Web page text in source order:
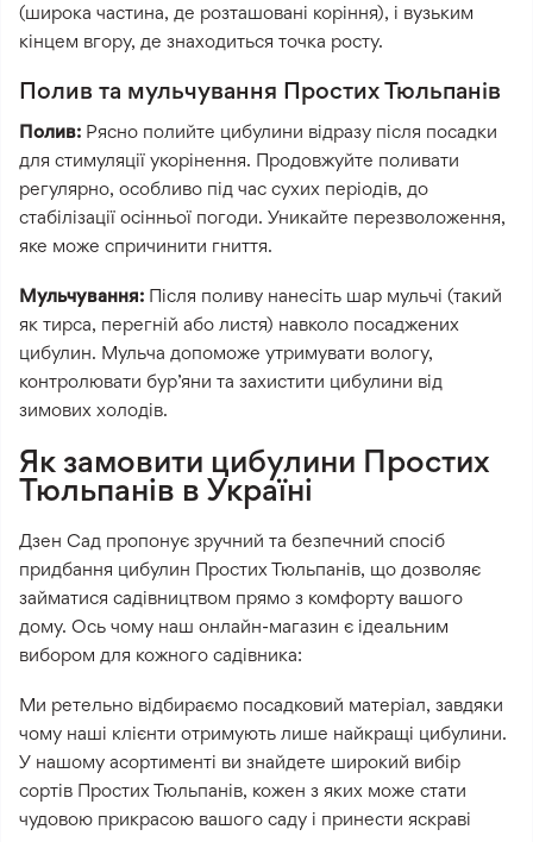
(широка частина, де розташовані коріння), і вузьким
кінцем вгору, де знаходиться точка росту.
Полив та мульчування Простих Тюльпанів
Полив: Рясно полийте цибулини відразу після посадки
для стимуляції укорінення. Продовжуйте поливати
регулярно, особливо під час сухих періодів, до
стабілізації осінньої погоди. Уникайте перезволоження,
яке може спричинити гниття.
Мульчування: Після поливу нанесіть шар мульчі (такий
як тирса, перегній або листя) навколо посаджених
цибулин. Мульча допоможе утримувати вологу,
контролювати бур’яни та захистити цибулини від
зимових холодів.
Як замовити цибулини Простих
Тюльпанів в Україні
Дзен Сад пропонує зручний та безпечний спосіб
придбання цибулин Простих Тюльпанів, що дозволяє
займатися садівництвом прямо з комфорту вашого
дому. Ось чому наш онлайн-магазин є ідеальним
вибором для кожного садівника:
Ми ретельно відбираємо посадковий матеріал, завдяки
чому наші клієнти отримують лише найкращі цибулини.
У нашому асортименті ви знайдете широкий вибір
сортів Простих Тюльпанів, кожен з яких може стати
чудовою прикрасою вашого саду і принести яскраві